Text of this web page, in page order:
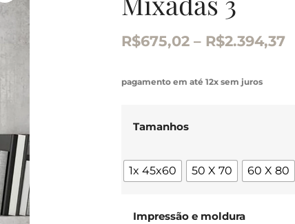
R$675,02 – R$2.394,37
pagamento em até 12x sem juros
Tamanhos
1x 45x60 50 X 70 60 X 80
Impressão e moldura